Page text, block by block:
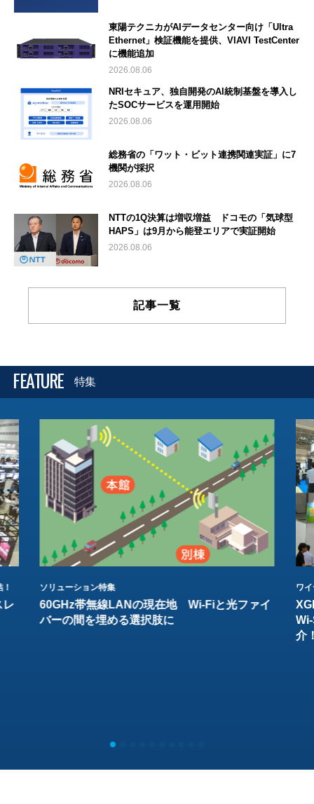
東陽テクニカがAIデータセンター向け「Ultra
Ethernet」検証機能を提供、VIAVI TestCenter
に機能追加
2026.08.06
NRIセキュア、独自開発のAI統制基盤を導入し
たSOCサービスを運用開始
2026.08.06
総務省の「ワット・ビット連携関連実証」に7
機関が採択
2026.08.06
NTTの1Q決算は増収増益 ドコモの「気球型
HAPS」は9月から能登エリアで実証開始
2026.08.06
記事一覧
FEATURE 特集
レ
ソリューション特集
60GHz帯無線LANの現在地 Wi-Fiと光ファイ
バーの間を埋める選択肢に
ワ
介